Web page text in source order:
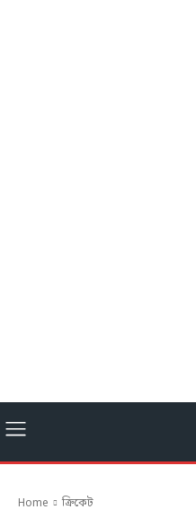
Home ক্রিকেট